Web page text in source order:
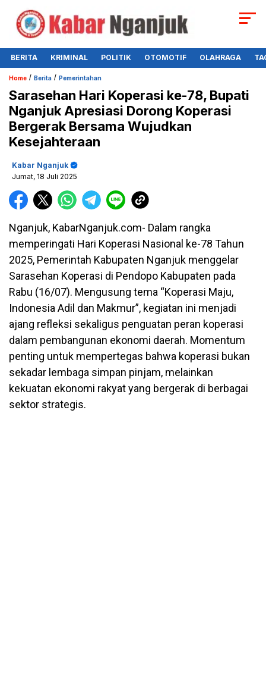
BERITA KRIMINAL POLITIK OTOMOTIF OLAHRAGA
Home / Berita / Pemerintahan
Sarasehan Hari Koperasi ke-78, Bupati
Nganjuk Apresiasi Dorong Koperasi
Bergerak Bersama Wujudkan
Kesejahteraan
Kabar Nganjuk
Jumat, 18 Juli 2025
Nganjuk, KabarNganjuk.com- Dalam rangka
memperingati Hari Koperasi Nasional ke-78 Tahun
2025, Pemerintah Kabupaten Nganjuk menggelar
Sarasehan Koperasi di Pendopo Kabupaten pada
Rabu (16/07). Mengusung tema “Koperasi Maju,
Indonesia Adil dan Makmur”, kegiatan ini menjadi
ajang refleksi sekaligus penguatan peran koperasi
dalam pembangunan ekonomi daerah. Momentum
penting untuk mempertegas bahwa koperasi bukan
sekadar lembaga simpan pinjam, melainkan
kekuatan ekonomi rakyat yang bergerak di berbagai
sektor strategis.